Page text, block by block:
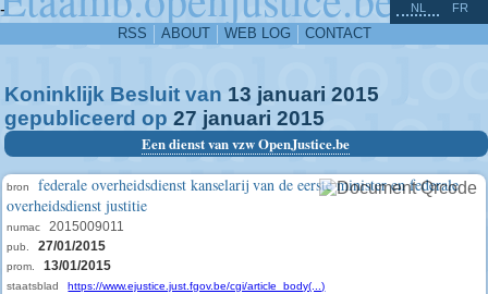
-
RSS ABOUT WEB LOG CONTACT
NL FR
Koninklijk Besluit van 13 januari 2015
gepubliceerd op 27 januari 2015
Een dienst van vzw OpenJustice.be
bron
federale overheidsdienst kanselarij van de eerste minister en federale
overheidsdienst justitie
numac 2015009011
pub. 27/01/2015
prom. 13/01/2015
staatsblad https://www.ejustice.just.fgov.be/cgi/article_body(...)
^